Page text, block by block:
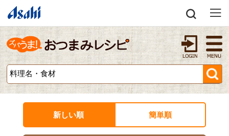
新しい順 簡単順